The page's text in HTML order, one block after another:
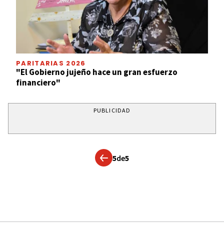
PARITARIAS 2026
"El Gobierno jujeño hace un gran esfuerzo
financiero"
PUBLICIDAD
5de5